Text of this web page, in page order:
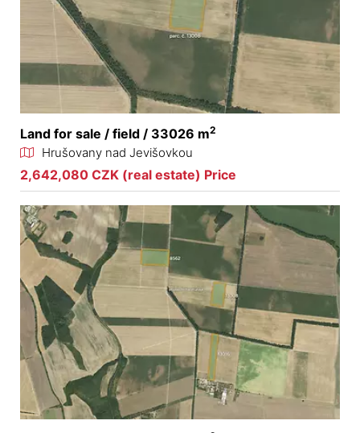
Land for sale / field / 33026 m2
Hrušovany nad Jevišovkou
2,642,080 CZK (real estate) Price